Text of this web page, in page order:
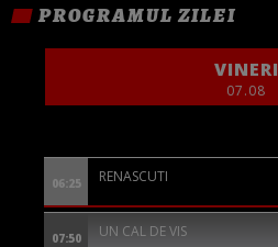
PROGRAMUL ZILEI
VINERI
07.08
06:25 RENASCUTI
07:50 UN CAL DE VIS